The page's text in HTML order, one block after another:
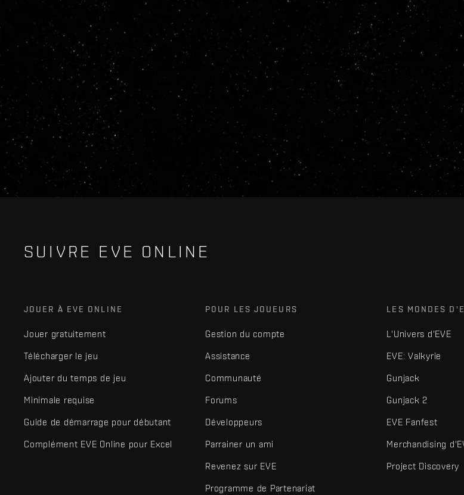
SUIVRE EVE ONLINE
JOUER À EVE ONLINE
Jouer gratuitement
Télécharger le jeu
Ajouter du temps de jeu
Minimale requise
Guide de démarrage pour débutant
Complément EVE Online pour Excel
POUR LES JOUEURS
Gestion du compte
Assistance
Communauté
Forums
Développeurs
Parrainer un ami
Revenez sur EVE
Programme de Partenariat
LES MONDES
L'Univers d'EVE
EVE: Valkyrie
Gunjack
Gunjack 2
EVE Fanfest
Merchandising
Project Discovery